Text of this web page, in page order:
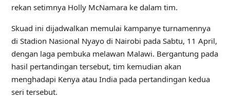
rekan setimnya Holly McNamara ke dalam tim.
Skuad ini dijadwalkan memulai kampanye turnamennya
di Stadion Nasional Nyayo di Nairobi pada Sabtu, 11 April,
dengan laga pembuka melawan Malawi. Bergantung pada
hasil pertandingan tersebut, tim kemudian akan
menghadapi Kenya atau India pada pertandingan kedua
seri tersebut.